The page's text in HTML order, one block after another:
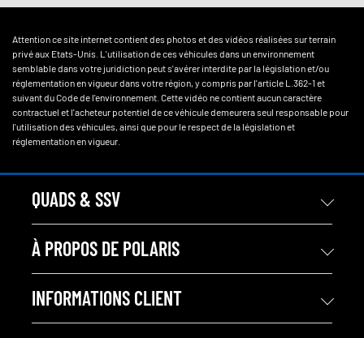
Attention ce site internet contient des photos et des vidéos réalisées sur terrain
privé aux Etats-Unis. L'utilisation de ces véhicules dans un environnement
semblable dans votre juridiction peut s'avérer interdite par la législation et/ou
réglementation en vigueur dans votre région, y compris par l'article L.362-1 et
suivant du Code de l'environnement. Cette vidéo ne contient aucun caractère
contractuel et l'acheteur potentiel de ce véhicule demeurera seul responsable pour
l'utilisation des véhicules, ainsi que pour le respect de la législation et
réglementation en vigueur.
QUADS & SSV
À PROPOS DE POLARIS
INFORMATIONS CLIENT